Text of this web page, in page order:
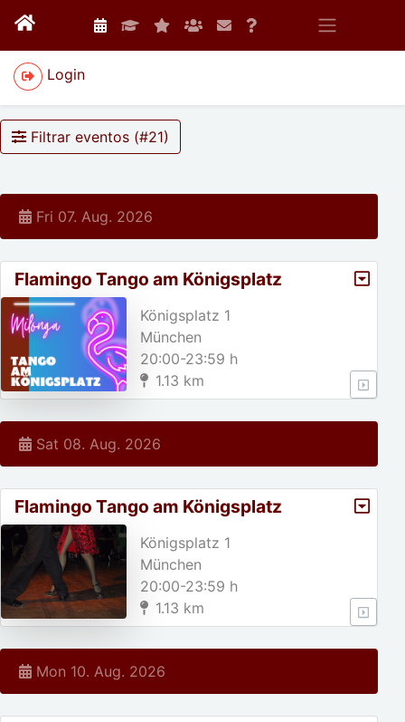
Login
Filtrar eventos (#21)
Fri 07. Aug. 2026
Flamingo Tango am Königsplatz
Königsplatz 1
München
20:00-23:59 h
1.13 km
Sat 08. Aug. 2026
Flamingo Tango am Königsplatz
Königsplatz 1
München
20:00-23:59 h
1.13 km
Mon 10. Aug. 2026